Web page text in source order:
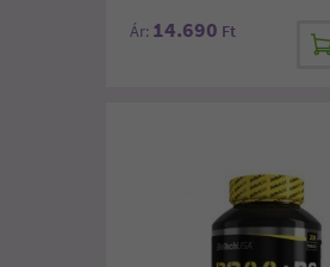
Ár: 14.690 Ft